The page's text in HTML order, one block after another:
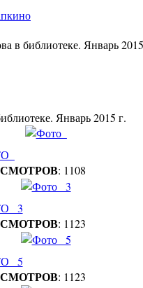
в библиотеке. Январь
Январь 2015 г.
: 1108
3
: 1123
5
: 1123